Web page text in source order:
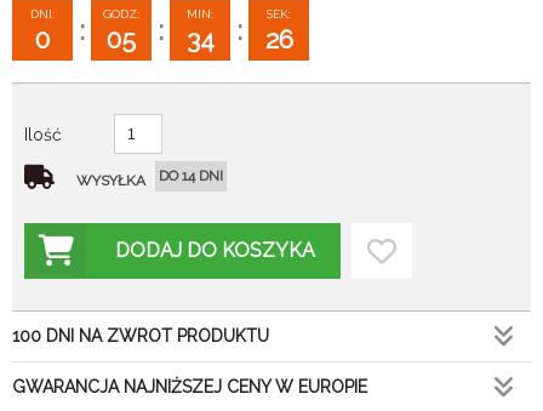
DNI:
0 :
GODZ:
05 :
MIN:
34 :
SEK:
25
Ilość
WYSYŁKA DO 14 DNI
DODAJ DO KOSZYKA
100 DNI NA ZWROT PRODUKTU
GWARANCJA NAJNIŻSZEJ CENY W EUROPIE